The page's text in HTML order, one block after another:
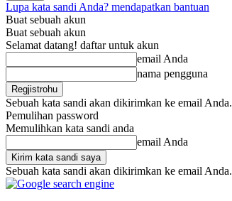
Lupa kata sandi Anda? mendapatkan bantuan
Buat sebuah akun
Buat sebuah akun
Selamat datang! daftar untuk akun
email Anda
nama pengguna
Sebuah kata sandi akan dikirimkan ke email Anda.
Pemulihan password
Memulihkan kata sandi anda
email Anda
Sebuah kata sandi akan dikirimkan ke email Anda.